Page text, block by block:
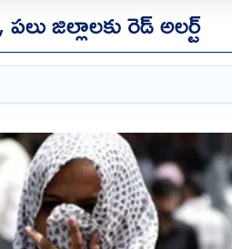
జిల్లాలకు రెడ్ అలర్ట్